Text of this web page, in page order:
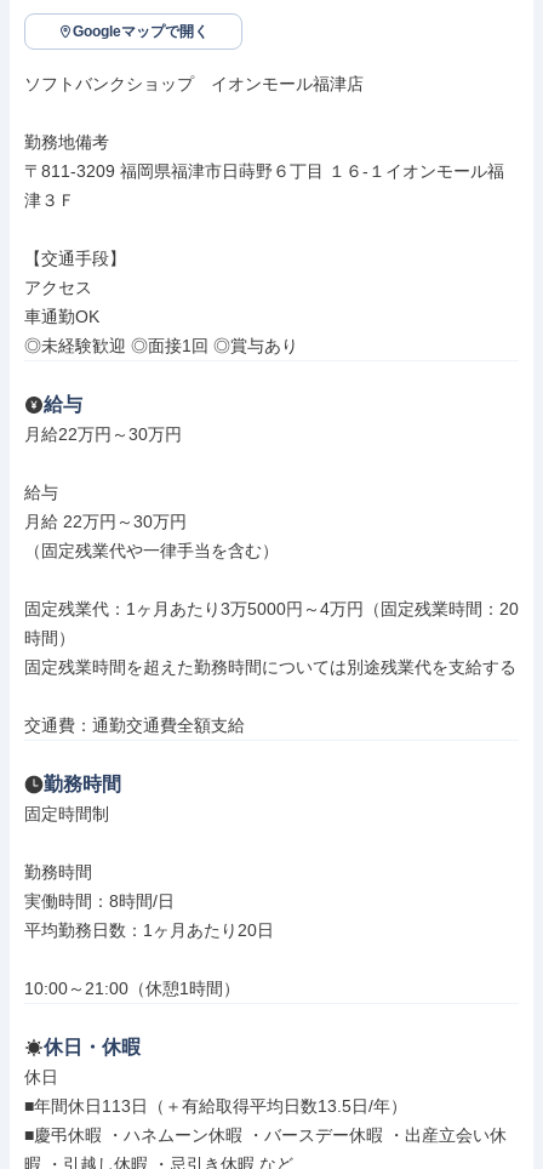
Googleマップで開く
ソフトバンクショップ　イオンモール福津店
勤務地備考
〒811-3209 福岡県福津市日蒔野６丁目 １６‐１イオンモール福
津３Ｆ
【交通手段】
アクセス
車通勤OK
◎未経験歓迎 ◎面接1回 ◎賞与あり
給与
月給22万円～30万円
給与
月給 22万円～30万円
（固定残業代や一律手当を含む）
固定残業代：1ヶ月あたり3万5000円～4万円（固定残業時間：20
時間）
固定残業時間を超えた勤務時間については別途残業代を支給する
交通費：通勤交通費全額支給
勤務時間
固定時間制
勤務時間
実働時間：8時間/日
平均勤務日数：1ヶ月あたり20日
10:00～21:00（休憩1時間）
休日・休暇
休日
■年間休日113日（＋有給取得平均日数13.5日/年）
■慶弔休暇 ・ハネムーン休暇 ・バースデー休暇 ・出産立会い休
暇 ・引越し休暇 ・忌引き休暇 など